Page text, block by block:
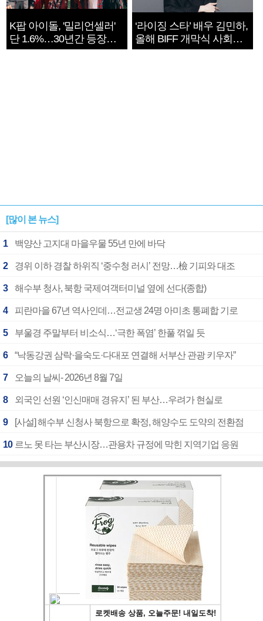
K팝 아이돌, '밀리언셀러'
단 1.6%…30년간 등장
1182개팀 전수조사
‘라이징 스타’ 배우 김민하,
올해 BIFF 개막식 사회자
확정
[많이 본 뉴스]
1 백양산 고지대 마을우물 55년 만에 바닥
2 경위 이하 경찰 하위직 ‘중수청 러시’ 전망…檢 기피와 대조
3 해수부 청사, 북항 국제여객터미널 옆에 선다(종합)
4 피란마을 67년 역사인데…전교생 24명 아미초 통폐합 기로
5 부울경 주말부터 비소식…‘극한 폭염’ 한풀 꺾일 듯
6 “낙동강권 삼락·을숙도·다대포 연결해 서부산 관광 키우자”
7 오늘의 날씨- 2026년 8월 7일
8 외국인 선원 ‘인신매매 경유지’ 된 부산…우려가 현실로
9 [사설] 해수부 신청사 북항으로 확정, 해양수도 도약의 전환점
10 르노 못 타는 부산시장…관용차 규정에 막힌 지역기업 응원